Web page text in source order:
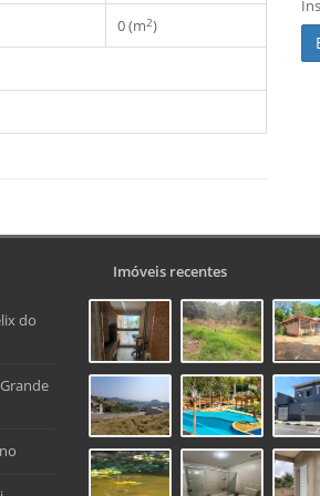
0 (m2)
do
Imóveis recentes